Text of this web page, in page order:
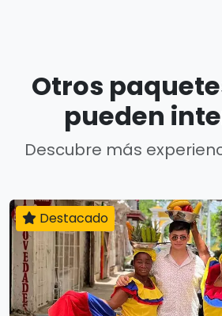
Otros
pueden
Descubre más
Destacado